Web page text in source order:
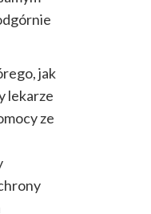
jak
lekarze
ze